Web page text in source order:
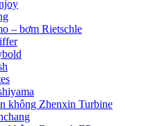
– bơm Rietschle
không Zhenxin Turbine